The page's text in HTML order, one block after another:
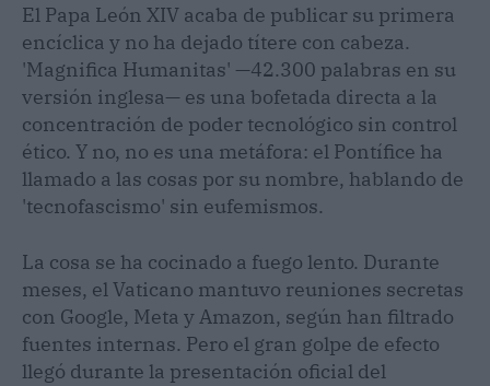
El Papa León XIV acaba de publicar su primera
encíclica y no ha dejado títere con cabeza.
'Magnifica Humanitas' —42.300 palabras en su
versión inglesa— es una bofetada directa a la
concentración de poder tecnológico sin control
ético. Y no, no es una metáfora: el Pontífice ha
llamado a las cosas por su nombre, hablando de
'tecnofascismo' sin eufemismos.
La cosa se ha cocinado a fuego lento. Durante
meses, el Vaticano mantuvo reuniones secretas
con Google, Meta y Amazon, según han filtrado
fuentes internas. Pero el gran golpe de efecto
llegó durante la presentación oficial del